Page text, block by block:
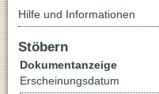
Hilfe und Informationen
Stöbern
Dokumentanzeige
Erscheinungsdatum